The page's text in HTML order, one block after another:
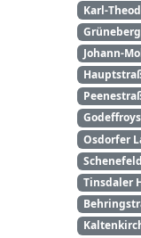
Karl-
Johann-
Osdorfer
Tinsdaler